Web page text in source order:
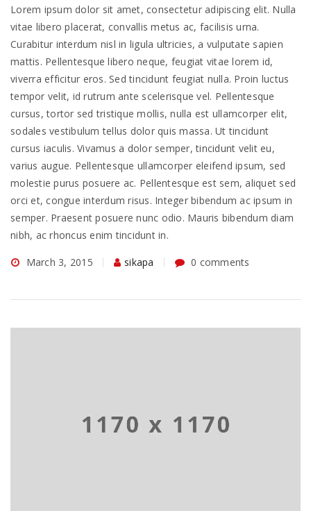
Lorem ipsum dolor sit amet, consectetur adipiscing elit. Nulla
vitae libero placerat, convallis metus ac, facilisis urna.
Curabitur interdum nisl in ligula ultricies, a vulputate sapien
mattis. Pellentesque libero neque, feugiat vitae lorem id,
viverra efficitur eros. Sed tincidunt feugiat nulla. Proin luctus
tempor velit, id rutrum ante scelerisque vel. Pellentesque
cursus, tortor sed tristique mollis, nulla est ullamcorper elit,
sodales vestibulum tellus dolor quis massa. Ut tincidunt
cursus iaculis. Vivamus a dolor semper, tincidunt velit eu,
varius augue. Pellentesque ullamcorper eleifend ipsum, sed
molestie purus posuere ac. Pellentesque est sem, aliquet sed
orci et, congue interdum risus. Integer bibendum ac ipsum in
semper. Praesent posuere nunc odio. Mauris bibendum diam
nibh, ac rhoncus enim tincidunt in.
March 3, 2015 sikapa 0 comments